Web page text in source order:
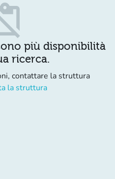
più disponibilità
ricerca.
contattare la struttura
la struttura